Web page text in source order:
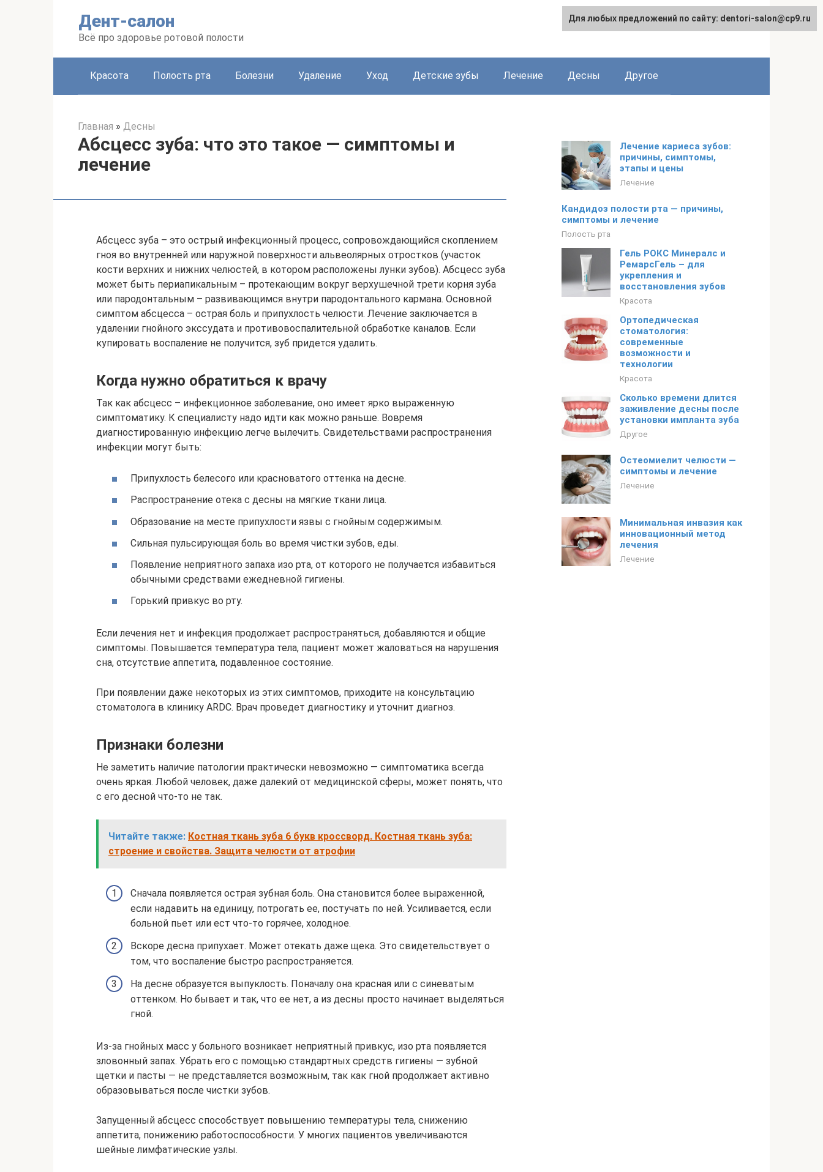
Дент-салон
Всё про здоровье ротовой полости
Красота Полость рта Болезни Удаление Уход Детские зубы Лечение Десны Другое
Главная » Десны
Абсцесс зуба: что это такое — симптомы и
лечение
Абсцесс зуба – это острый инфекционный процесс, сопровождающийся скоплением
гноя во внутренней или наружной поверхности альвеолярных отростков (участок
кости верхних и нижних челюстей, в котором расположены лунки зубов). Абсцесс зуба
может быть периапикальным – протекающим вокруг верхушечной трети корня зуба
или пародонтальным – развивающимся внутри пародонтального кармана. Основной
симптом абсцесса – острая боль и припухлость челюсти. Лечение заключается в
удалении гнойного экссудата и противовоспалительной обработке каналов. Если
купировать воспаление не получится, зуб придется удалить.
Когда нужно обратиться к врачу
Так как абсцесс – инфекционное заболевание, оно имеет ярко выраженную
симптоматику. К специалисту надо идти как можно раньше. Вовремя
диагностированную инфекцию легче вылечить. Свидетельствами распространения
инфекции могут быть:
Припухлость белесого или красноватого оттенка на десне.
Распространение отека с десны на мягкие ткани лица.
Образование на месте припухлости язвы с гнойным содержимым.
Сильная пульсирующая боль во время чистки зубов, еды.
Появление неприятного запаха изо рта, от которого не получается избавиться
обычными средствами ежедневной гигиены.
Горький привкус во рту.
Если лечения нет и инфекция продолжает распространяться, добавляются и общие
симптомы. Повышается температура тела, пациент может жаловаться на нарушения
сна, отсутствие аппетита, подавленное состояние.
При появлении даже некоторых из этих симптомов, приходите на консультацию
стоматолога в клинику ARDC. Врач проведет диагностику и уточнит диагноз.
Признаки болезни
Не заметить наличие патологии практически невозможно — симптоматика всегда
очень яркая. Любой человек, даже далекий от медицинской сферы, может понять, что
с его десной что-то не так.
Читайте также: Костная ткань зуба 6 букв кроссворд. Костная ткань зуба:
строение и свойства. Защита челюсти от атрофии
Сначала появляется острая зубная боль. Она становится более выраженной,
если надавить на единицу, потрогать ее, постучать по ней. Усиливается, если
больной пьет или ест что-то горячее, холодное.
Вскоре десна припухает. Может отекать даже щека. Это свидетельствует о
том, что воспаление быстро распространяется.
На десне образуется выпуклость. Поначалу она красная или с синеватым
оттенком. Но бывает и так, что ее нет, а из десны просто начинает выделяться
гной.
Из-за гнойных масс у больного возникает неприятный привкус, изо рта появляется
зловонный запах. Убрать его с помощью стандартных средств гигиены — зубной
щетки и пасты — не представляется возможным, так как гной продолжает активно
образовываться после чистки зубов.
Запущенный абсцесс способствует повышению температуры тела, снижению
аппетита, понижению работоспособности. У многих пациентов увеличиваются
шейные лимфатические узлы.
Лечение кариеса зубов:
причины, симптомы,
этапы и цены
Лечение
Кандидоз полости рта — причины,
симптомы и лечение
Полость рта
Гель РОКС Минералс и
РемарсГель – для
укрепления и
восстановления зубов
Красота
Ортопедическая
стоматология:
современные
возможности и
технологии
Красота
Сколько времени длится
заживление десны после
установки импланта зуба
Другое
Остеомиелит челюсти —
симптомы и лечение
Лечение
Минимальная инвазия как
инновационный метод
лечения
Лечение
Для любых предложений по сайту: dentori-salon@cp9.ru